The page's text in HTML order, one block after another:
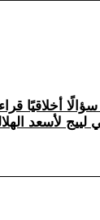
سؤالًا أخلاقيًا
لأسعد